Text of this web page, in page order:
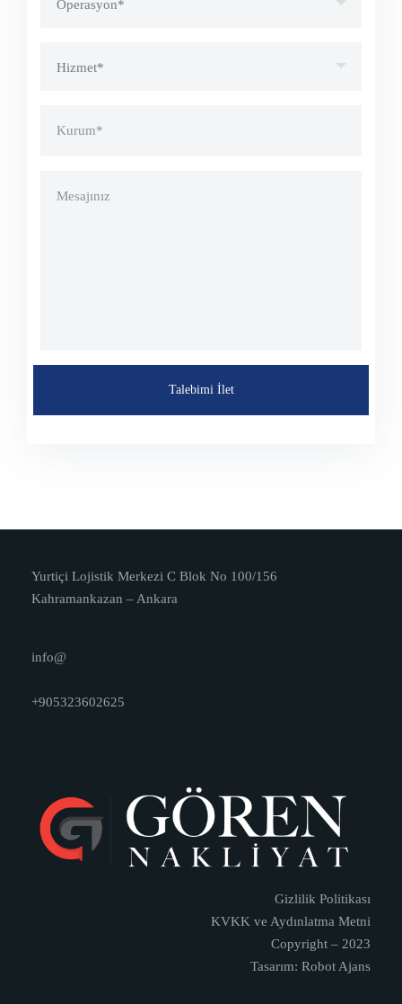
Yurtiçi Lojistik Merkezi C Blok No 100/156
Kahramankazan – Ankara
info@
+905323602625
Gizlilik Politikası
KVKK ve Aydınlatma Metni
Copyright – 2023
Tasarım: Robot Ajans